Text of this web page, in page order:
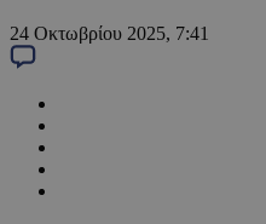
24 Οκτωβρίου 2025, 7:41